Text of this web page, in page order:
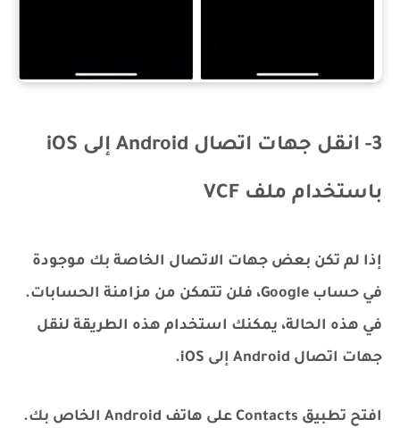
3- انقل جهات اتصال Android إلى iOS
باستخدام ملف VCF
إذا لم تكن بعض جهات الاتصال الخاصة بك موجودة
في حساب Google، فلن تتمكن من مزامنة الحسابات.
في هذه الحالة، يمكنك استخدام هذه الطريقة لنقل
جهات اتصال Android إلى iOS.
افتح تطبيق Contacts على هاتف Android الخاص بك.